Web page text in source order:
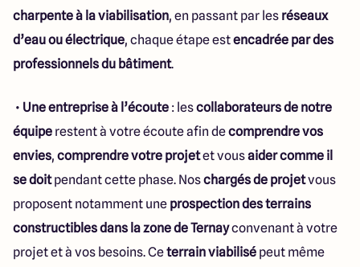
charpente à la viabilisation, en passant par les réseaux
d’eau ou électrique, chaque étape estencadrée par des
professionnels du bâtiment.
• Une entreprise à l’écoute : lescollaborateurs de notre
équipe restent à votre écoute afin decomprendre vos
envies, comprendre votre projetet vousaider comme il
se doitpendant cette phase. Noschargés de projetvous
proposent notamment une prospection des terrains
constructibles dans la zone de Ternayconvenant à votre
projet et à vos besoins. Ceterrain viabilisé peut même